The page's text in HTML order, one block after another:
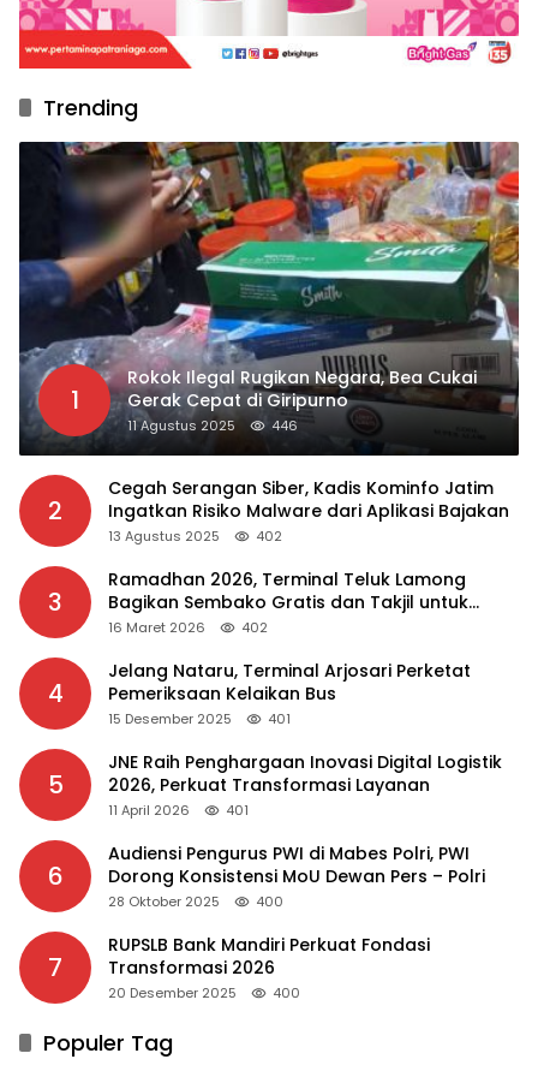
Trending
1
Rokok Ilegal Rugikan Negara, Bea Cukai
Gerak Cepat di Giripurno
11 Agustus 2025 446
2
Cegah Serangan Siber, Kadis Kominfo Jatim
Ingatkan Risiko Malware dari Aplikasi Bajakan
13 Agustus 2025 402
3
Ramadhan 2026, Terminal Teluk Lamong
Bagikan Sembako Gratis dan Takjil untuk
Masyarakat
16 Maret 2026 402
4
Jelang Nataru, Terminal Arjosari Perketat
Pemeriksaan Kelaikan Bus
15 Desember 2025 401
5
JNE Raih Penghargaan Inovasi Digital Logistik
2026, Perkuat Transformasi Layanan
11 April 2026 401
6
Audiensi Pengurus PWI di Mabes Polri, PWI
Dorong Konsistensi MoU Dewan Pers – Polri
28 Oktober 2025 400
7
RUPSLB Bank Mandiri Perkuat Fondasi
Transformasi 2026
20 Desember 2025 400
Populer Tag